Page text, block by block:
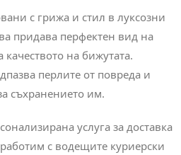
с грижа и стил в луксозни
придава перфектен вид на
на бижутата.
перлите от повреда и
съхранението им.
услуга за доставка
с водещите куриерски